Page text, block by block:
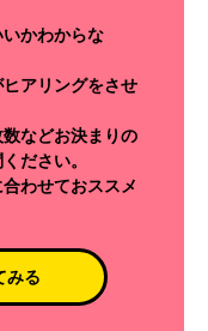
いかわからな
アリングをさせ
などお決まりの
ださい。
わせておススメ
みる